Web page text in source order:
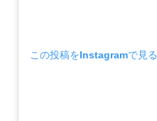
この投稿をInstagramで見る